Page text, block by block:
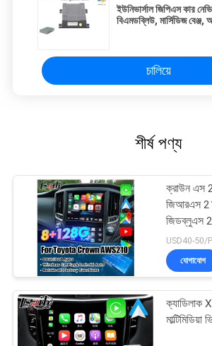
ইউনিভার্সাল জিপিএস কার
বিএমডব্লিউ, মার্সিডিজ বেঞ্জ,
চালিয়ে
শীর্ষ পণ্য
ক্রাউন এস
জিআরএস
জিডব্লুএস
অ্যাথলেট
আপগ্রেড
USD40-50/
যোগাযোগ
ক্যাডিলাক
মাল্টিমিডিয়া